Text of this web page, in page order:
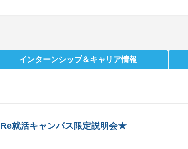
インターンシップ＆キャリア情報
Re就活キャンパス限定説明会★